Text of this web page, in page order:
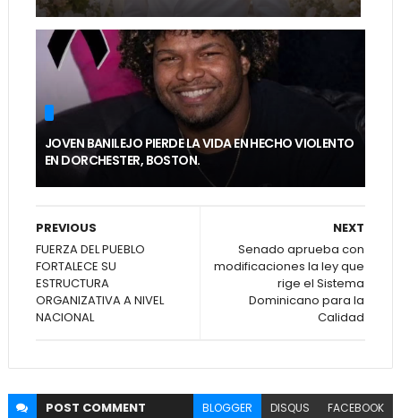
JOVEN BANILEJO PIERDE LA VIDA EN HECHO VIOLENTO
EN DORCHESTER, BOSTON.
NEXT
Senado aprueba con
modificaciones la ley que
rige el Sistema
Dominicano para la
Calidad
PREVIOUS
FUERZA DEL PUEBLO
FORTALECE SU
ESTRUCTURA
ORGANIZATIVA A NIVEL
NACIONAL
POST COMMENT BLOGGER DISQUS FACEBOOK